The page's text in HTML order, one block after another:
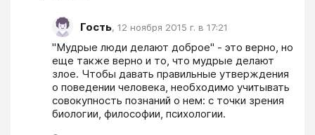
Гость, 12 ноября 2015 г. в 17:21
"Мудрые люди делают доброе" - это верно, но
еще также верно и то, что мудрые делают
злое. Чтобы давать правильные утверждения
о поведении человека, необходимо учитывать
совокупность познаний о нем: с точки зрения
биологии, философии, психологии.